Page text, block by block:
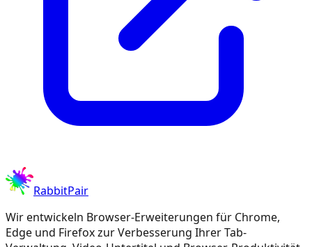
RabbitPair
Wir entwickeln Browser-Erweiterungen für Chrome,
Edge und Firefox zur Verbesserung Ihrer Tab-